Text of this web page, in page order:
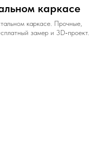
каркасе
каркасе. Прочные,
замер и 3D‑проект.